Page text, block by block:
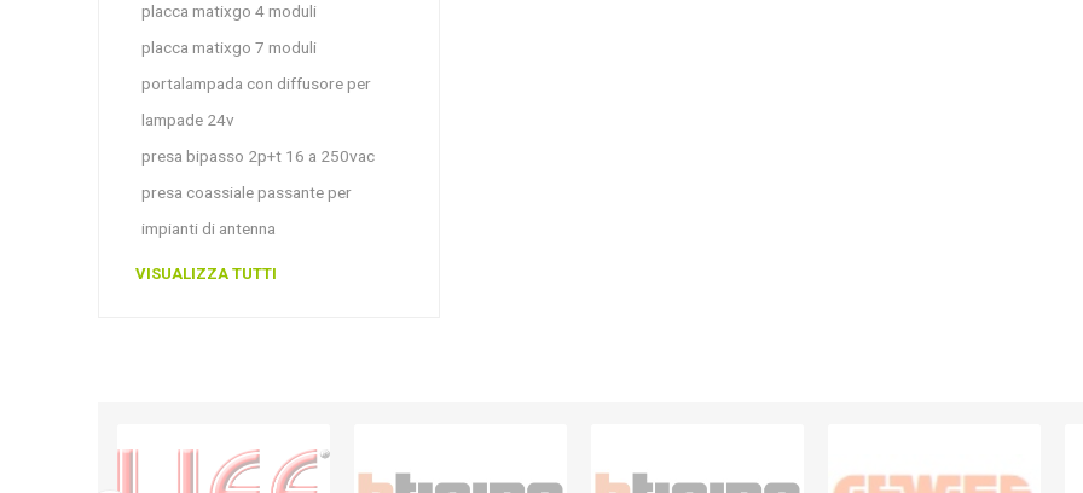
placca matixgo 4 moduli
placca matixgo 7 moduli
portalampada con diffusore per
lampade 24v
presa bipasso 2p+t 16 a 250vac
presa coassiale passante per
impianti di antenna
VISUALIZZA TUTTI